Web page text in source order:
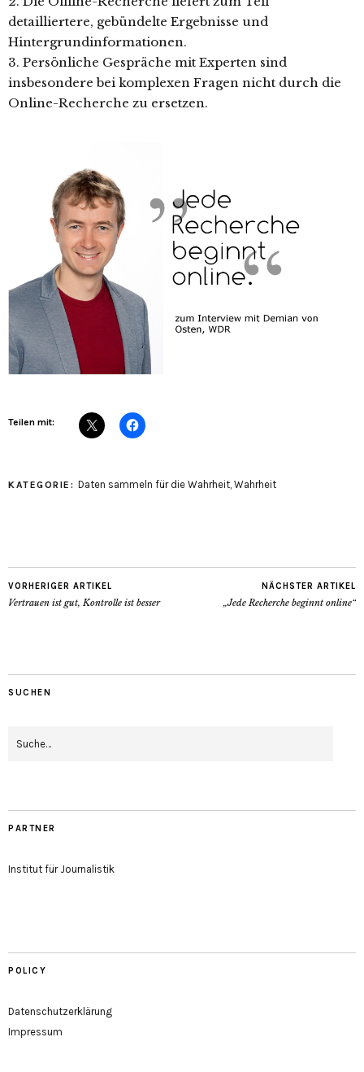
detailliertere, gebündelte Ergebnisse und
Hintergrundinformationen.
3. Persönliche Gespräche mit Experten sind
insbesondere bei komplexen Fragen nicht durch die
Online-Recherche zu ersetzen.
Teilen mit:
KATEGORIE: Daten sammeln für die Wahrheit, Wahrheit
VORHERIGER ARTIKEL
Vertrauen ist gut, Kontrolle ist besser
NÄCHSTER ARTIKEL
„Jede Recherche beginnt online“
SUCHEN
PARTNER
Institut für Journalistik
POLICY
Datenschutzerklärung
Impressum